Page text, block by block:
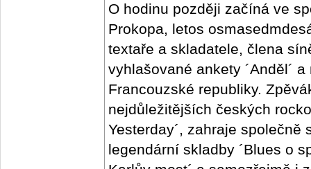
O hodinu později začíná ve
Prokopa, letos
textaře a skladatele, člena
vyhlašované ankety ´Anděl´
Francouzské republiky.
nejdůležitějších českých
Yesterday´, zahraje společně
legendární skladby ´Blues o